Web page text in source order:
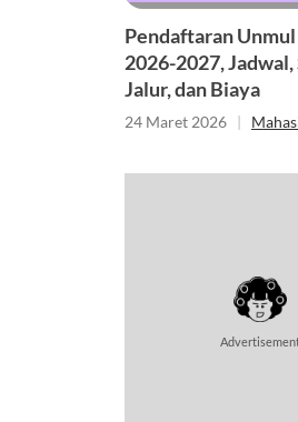
Pendaftaran
2026-2027,
Jalur, dan Biaya
24 Maret 2026 |